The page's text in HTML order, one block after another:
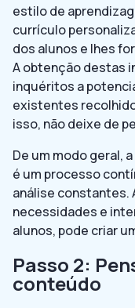
estilo de
currículo
dos alunos e lhes
A obtenção destas
inquéritos a
existentes
isso, não deixe de
De um modo geral,
é um processo
análise constantes.
necessidades e
alunos, pode criar
Passo 2:
conteúdo